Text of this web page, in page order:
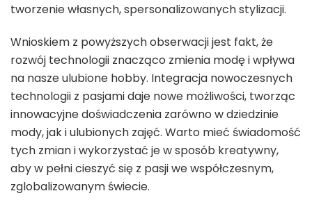
tworzenie własnych, spersonalizowanych stylizacji.
Wnioskiem z powyższych obserwacji jest fakt, że
rozwój technologii znacząco zmienia modę i wpływa
na nasze ulubione hobby. Integracja nowoczesnych
technologii z pasjami daje nowe możliwości, tworząc
innowacyjne doświadczenia zarówno w dziedzinie
mody, jak i ulubionych zajęć. Warto mieć świadomość
tych zmian i wykorzystać je w sposób kreatywny,
aby w pełni cieszyć się z pasji we współczesnym,
zglobalizowanym świecie.